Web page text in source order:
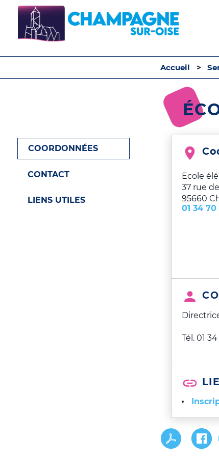
Accueil
COORDONNÉES
CONTACT
LIENS UTILES
Ecole
37 rue
95660
01 34 70
Tél. 01 34